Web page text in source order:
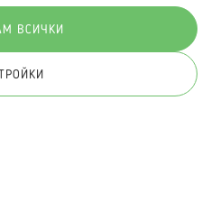
права запазени
ВСИЧКИ